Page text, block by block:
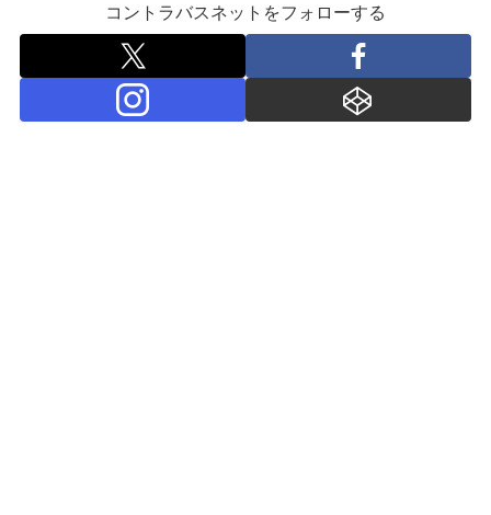
コントラバスネットをフォローする